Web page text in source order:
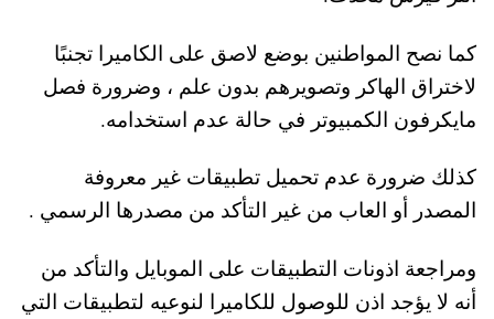
كما نصح المواطنين بوضع لاصق على الكاميرا تجنبًا
لاختراق الهاكر وتصويرهم بدون علم ، وضرورة فصل
مايكرفون الكمبيوتر في حالة عدم استخدامه.
كذلك ضرورة عدم تحميل تطبيقات غير معروفة
المصدر أو العاب من غير التأكد من مصدرها الرسمي .
ومراجعة اذونات التطبيقات على الموبايل والتأكد من
أنه لا يؤجد اذن للوصول للكاميرا لنوعيه لتطبيقات التي